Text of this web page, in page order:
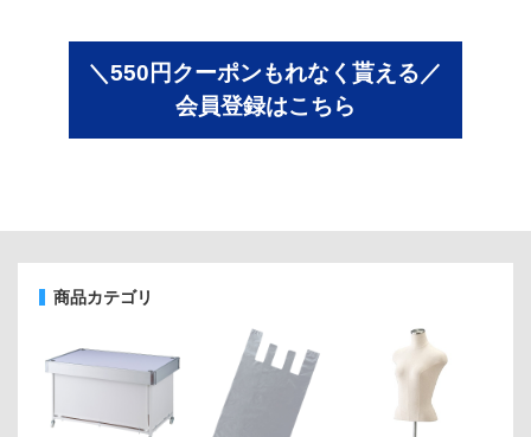
＼550円クーポンもれなく貰える／
会員登録はこちら
商品カテゴリ